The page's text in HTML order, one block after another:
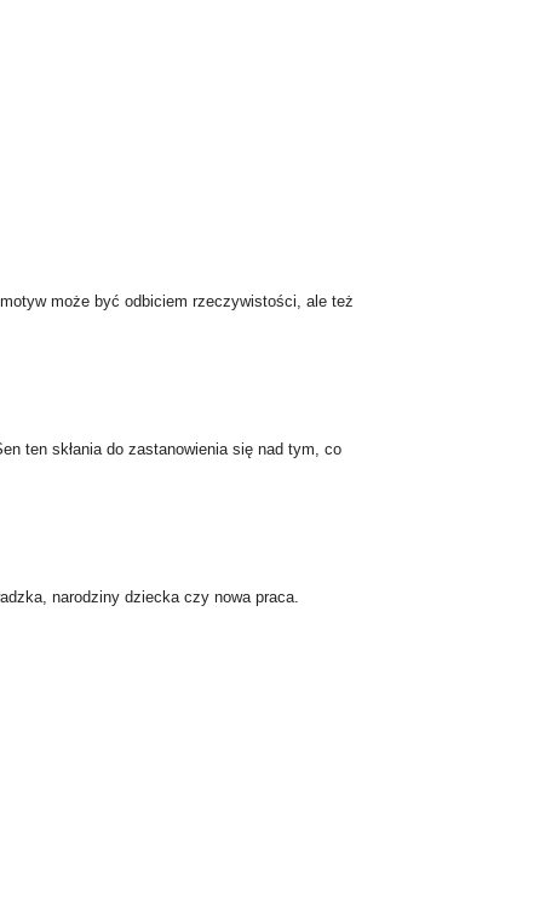
może być odbiciem rzeczywistości, ale też
ten skłania do zastanowienia się nad tym, co
narodziny dziecka czy nowa praca.